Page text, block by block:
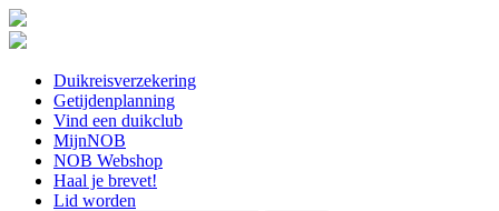
Duikreisverzekering
Getijdenplanning
Vind een duikclub
MijnNOB
NOB Webshop
Haal je brevet!
Lid worden